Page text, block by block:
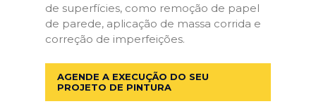
de superfícies, como remoção de papel
de parede, aplicação de massa corrida e
correção de imperfeições.
AGENDE A EXECUÇÃO DO SEU
PROJETO DE PINTURA